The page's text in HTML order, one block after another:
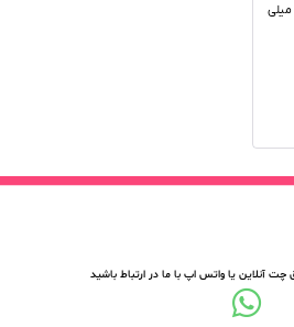
Saçlar افزایش دهنده رشد مو 350 میلی
چت آنلاین یا واتس اپ با ما در ارتباط باشید